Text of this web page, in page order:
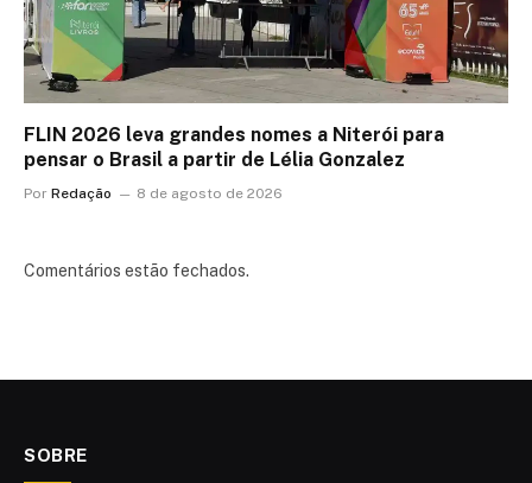
FLIN 2026 leva grandes nomes a Niterói para
pensar o Brasil a partir de Lélia Gonzalez
Por Redação 8 de agosto de 2026
Comentários estão fechados.
SOBRE